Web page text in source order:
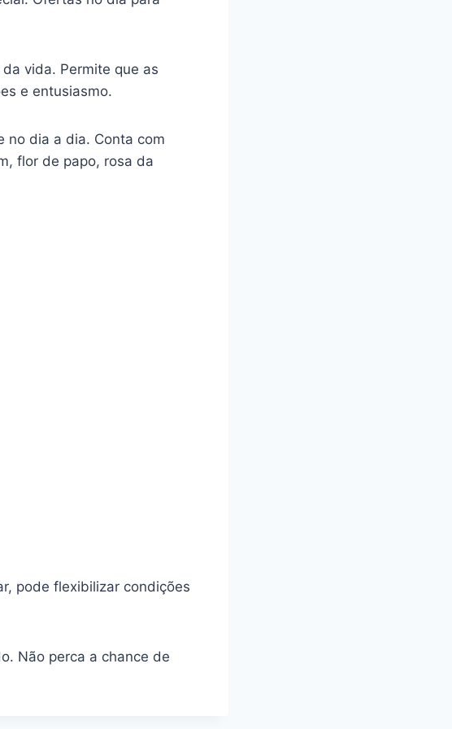
vida. Permite que as
e entusiasmo.
no dia a dia. Conta com
flor de papo, rosa da
pode flexibilizar condições
Não perca a chance de